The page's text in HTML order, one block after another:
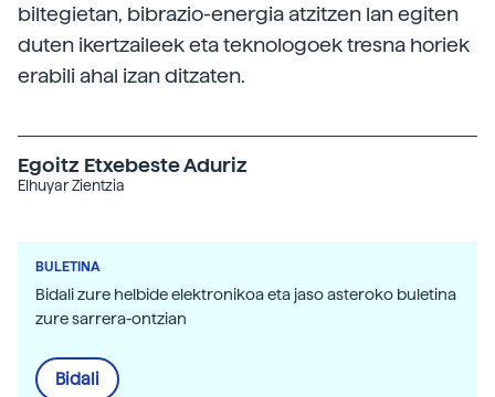
biltegietan, bibrazio-energia atzitzen lan egiten
duten ikertzaileek eta teknologoek tresna horiek
erabili ahal izan ditzaten.
Egoitz Etxebeste Aduriz
Elhuyar Zientzia
BULETINA
Bidali zure helbide elektronikoa eta jaso asteroko buletina
zure sarrera-ontzian
Bidali